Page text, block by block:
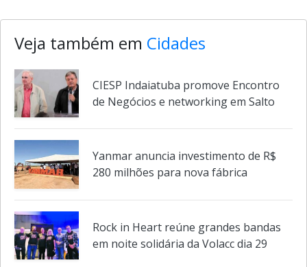
Veja também em Cidades
CIESP Indaiatuba promove Encontro
de Negócios e networking em Salto
Yanmar anuncia investimento de R$
280 milhões para nova fábrica
Rock in Heart reúne grandes bandas
em noite solidária da Volacc dia 29